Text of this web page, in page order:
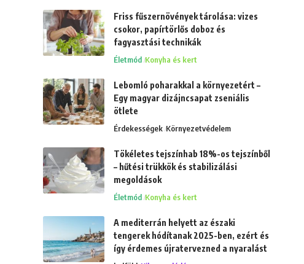
Friss fűszernövények tárolása: vizes
csokor, papírtörlős doboz és
fagyasztási technikák
Életmód Konyha és kert
Lebomló poharakkal a környezetért –
Egy magyar dizájncsapat zseniális
ötlete
Érdekességek Környezetvédelem
Tökéletes tejszínhab 18%-os tejszínből
– hűtési trükkök és stabilizálási
megoldások
Életmód Konyha és kert
A mediterrán helyett az északi
tengerek hódítanak 2025-ben, ezért és
így érdemes újratervezned a nyaralást